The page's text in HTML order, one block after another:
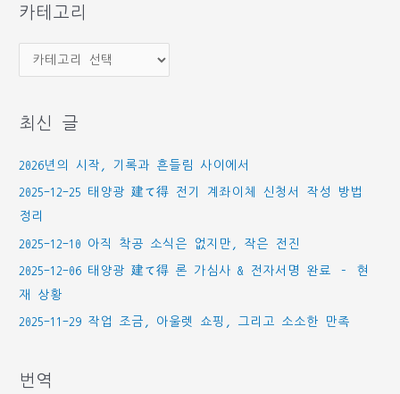
카테고리
테
리
최신 글
2026년의 시작, 기록과 흔들림 사이에서
2025-12-25 태양광 建て得 전기 계좌이체 신청서 작성 방법
정리
2025-12-10 아직 착공 소식은 없지만, 작은 전진
2025-12-06 태양광 建て得 론 가심사 & 전자서명 완료 – 현
재 상황
2025-11-29 작업 조금, 아울렛 쇼핑, 그리고 소소한 만족
번역